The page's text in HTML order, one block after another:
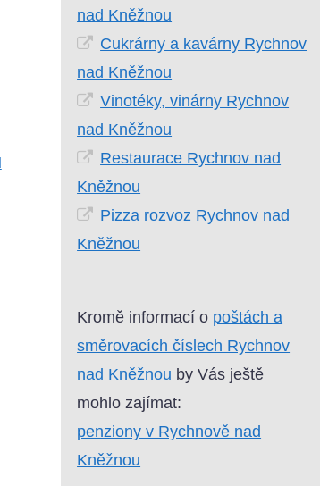
nad Kněžnou
Cukrárny a kavárny Rychnov
nad Kněžnou
Vinotéky, vinárny Rychnov
nad Kněžnou
Restaurace Rychnov nad
Kněžnou
Pizza rozvoz Rychnov nad
Kněžnou
Kromě informací o poštách a
směrovacích číslech Rychnov
nad Kněžnou by Vás ještě
mohlo zajímat:
penziony v Rychnově nad
Kněžnou